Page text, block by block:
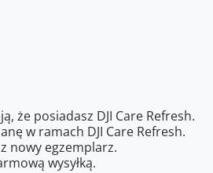
że posiadasz DJI Care Refresh.
w ramach DJI Care Refresh.
nowy egzemplarz.
wysyłką.